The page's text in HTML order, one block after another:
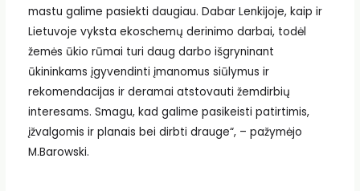
mastu galime pasiekti daugiau. Dabar Lenkijoje, kaip ir
Lietuvoje vyksta ekoschemų derinimo darbai, todėl
žemės ūkio rūmai turi daug darbo išgryninant
ūkininkams įgyvendinti įmanomus siūlymus ir
rekomendacijas ir deramai atstovauti žemdirbių
interesams. Smagu, kad galime pasikeisti patirtimis,
įžvalgomis ir planais bei dirbti drauge“, – pažymėjo
M.Barowski.